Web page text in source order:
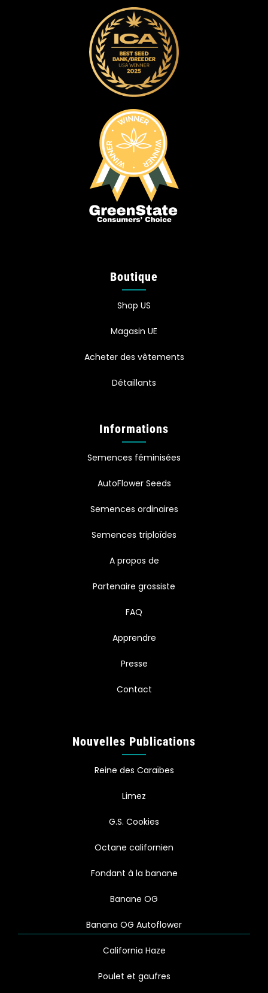
Boutique
Shop US
Magasin UE
Acheter des vêtements
Détaillants
Informations
Semences féminisées
AutoFlower Seeds
Semences ordinaires
Semences triploïdes
A propos de
Partenaire grossiste
FAQ
Apprendre
Presse
Contact
Nouvelles Publications
Reine des Caraïbes
Limez
G.S. Cookies
Octane californien
Fondant à la banane
Banane OG
Banana OG Autoflower
California Haze
Poulet et gaufres